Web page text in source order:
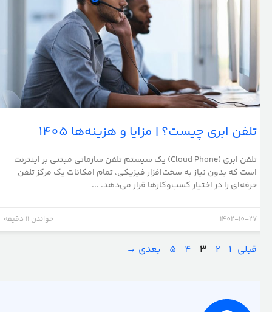
تلفن ابری چیست؟ | مزایا و هزینه‌ها 1405
تلفن ابری (Cloud Phone) یک سیستم تلفن سازمانی مبتنی بر اینترنت
است که بدون نیاز به سخت‌افزار فیزیکی، تمام امکانات یک مرکز تلفن
حرفه‌ای را در اختیار کسب‌وکارها قرار می‌دهد. ...
1402-10-27 خواندن 11 دقیقه
قبلی برگه
1 برگه2 برگه
3 برگه
4 برگه
5 بعدی→